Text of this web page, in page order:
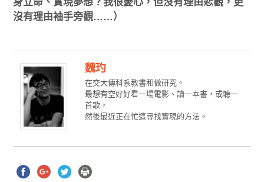
沒有理由袖手旁觀……）
魏玓
在交大傳科系教書和做研究。
最想有空好好看一場電影、讀一本書，或聽一
首歌，
然後最近正在忙這尋找實現的方法。